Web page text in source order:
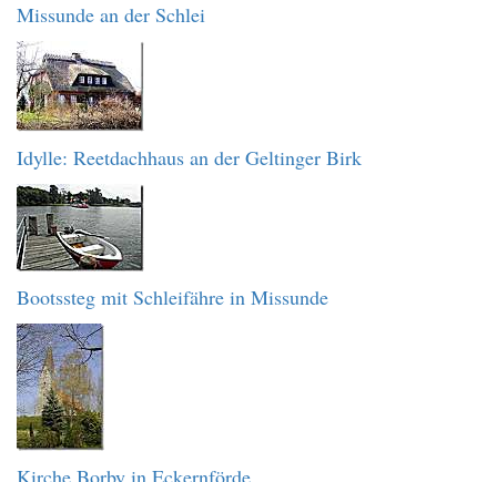
Missunde an der Schlei
Idylle: Reetdachhaus an der Geltinger Birk
Bootssteg mit Schleifähre in Missunde